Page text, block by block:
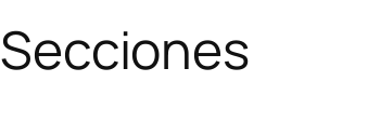
Secciones